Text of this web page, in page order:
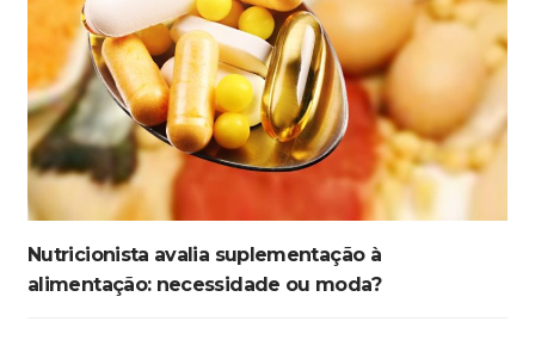
Nutricionista avalia suplementação à
alimentação: necessidade ou moda?